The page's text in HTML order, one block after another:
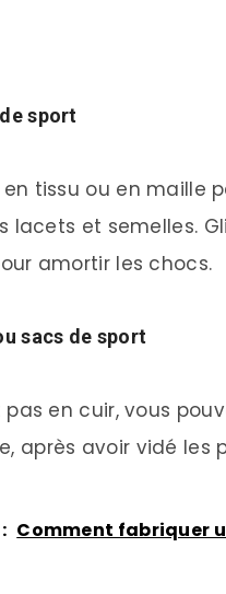
sport
en tissu ou en maille
lacets et semelles.
amortir les chocs.
sacs de sport
pas en cuir, vous
après avoir vidé les
Comment fabriquer